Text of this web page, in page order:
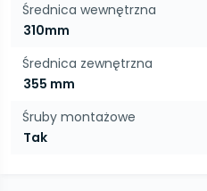
Średnica wewnętrzna
310mm
Średnica zewnętrzna
355 mm
Śruby montażowe
Tak